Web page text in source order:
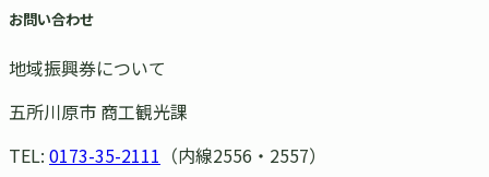
お問い合わせ
地域振興券について
五所川原市 商工観光課
TEL: 0173-35-2111 （内線2556・2557）